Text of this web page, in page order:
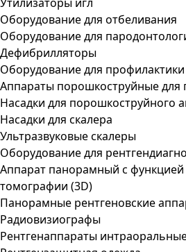
Оборудование для отбеливания
Оборудование для
Дефибрилляторы
Оборудование для
Аппараты порошкоструйные для
Насадки для порошкоструйного
Насадки для скалера
Ультразвуковые скалеры
Оборудование для
Аппарат панорамный с
томографии (3D)
Панорамные рентгеновские
Радиовизиографы
Рентгенаппараты